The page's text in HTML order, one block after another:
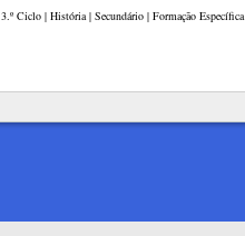
3.º Ciclo | História | Secundário | Formação Específica